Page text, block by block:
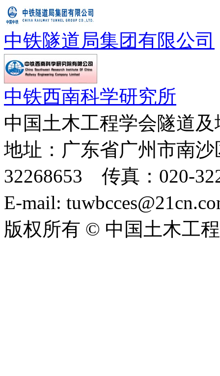
中铁隧道局集团有限公司
中铁西南科学研究所
中国土木工程学会隧道
地址：广东省广州市南
32268653 传真：020-
E-mail:
版权所有 © 中国土木工